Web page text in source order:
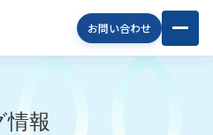
お問い合わせ
報